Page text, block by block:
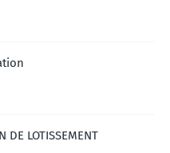
DE LOTISSEMENT